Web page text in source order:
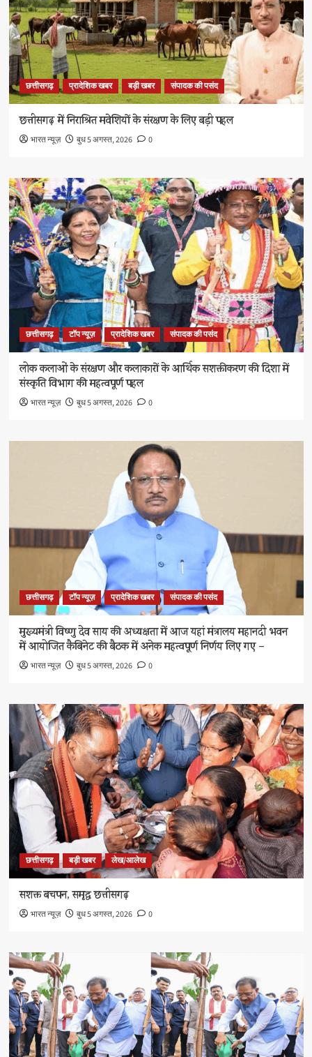
छत्तीसगढ़ प्रादेशिक खबर बड़ी खबर संपादक की पसंद
छत्तीसगढ़ में निराश्रित मवेशियों के संरक्षण के लिए बड़ी पहल
भारत न्यूज़ बुध 5 अगस्त, 2026 0
छत्तीसगढ़ टॉप न्यूज़ प्रादेशिक खबर संपादक की पसंद
लोक कलाओं के संरक्षण और कलाकारों के आर्थिक सशक्तीकरण की दिशा में
संस्कृति विभाग की महत्वपूर्ण पहल
भारत न्यूज़ बुध 5 अगस्त, 2026 0
छत्तीसगढ़ टॉप न्यूज़ प्रादेशिक खबर संपादक की पसंद
मुख्यमंत्री विष्णु देव साय की अध्यक्षता में आज यहां मंत्रालय महानदी भवन
में आयोजित कैबिनेट की बैठक में अनेक महत्वपूर्ण निर्णय लिए गए –
भारत न्यूज़ बुध 5 अगस्त, 2026 0
छत्तीसगढ़ बड़ी खबर लेख/आलेख
सशक्त बचपन, समृद्ध छत्तीसगढ़
भारत न्यूज़ बुध 5 अगस्त, 2026 0